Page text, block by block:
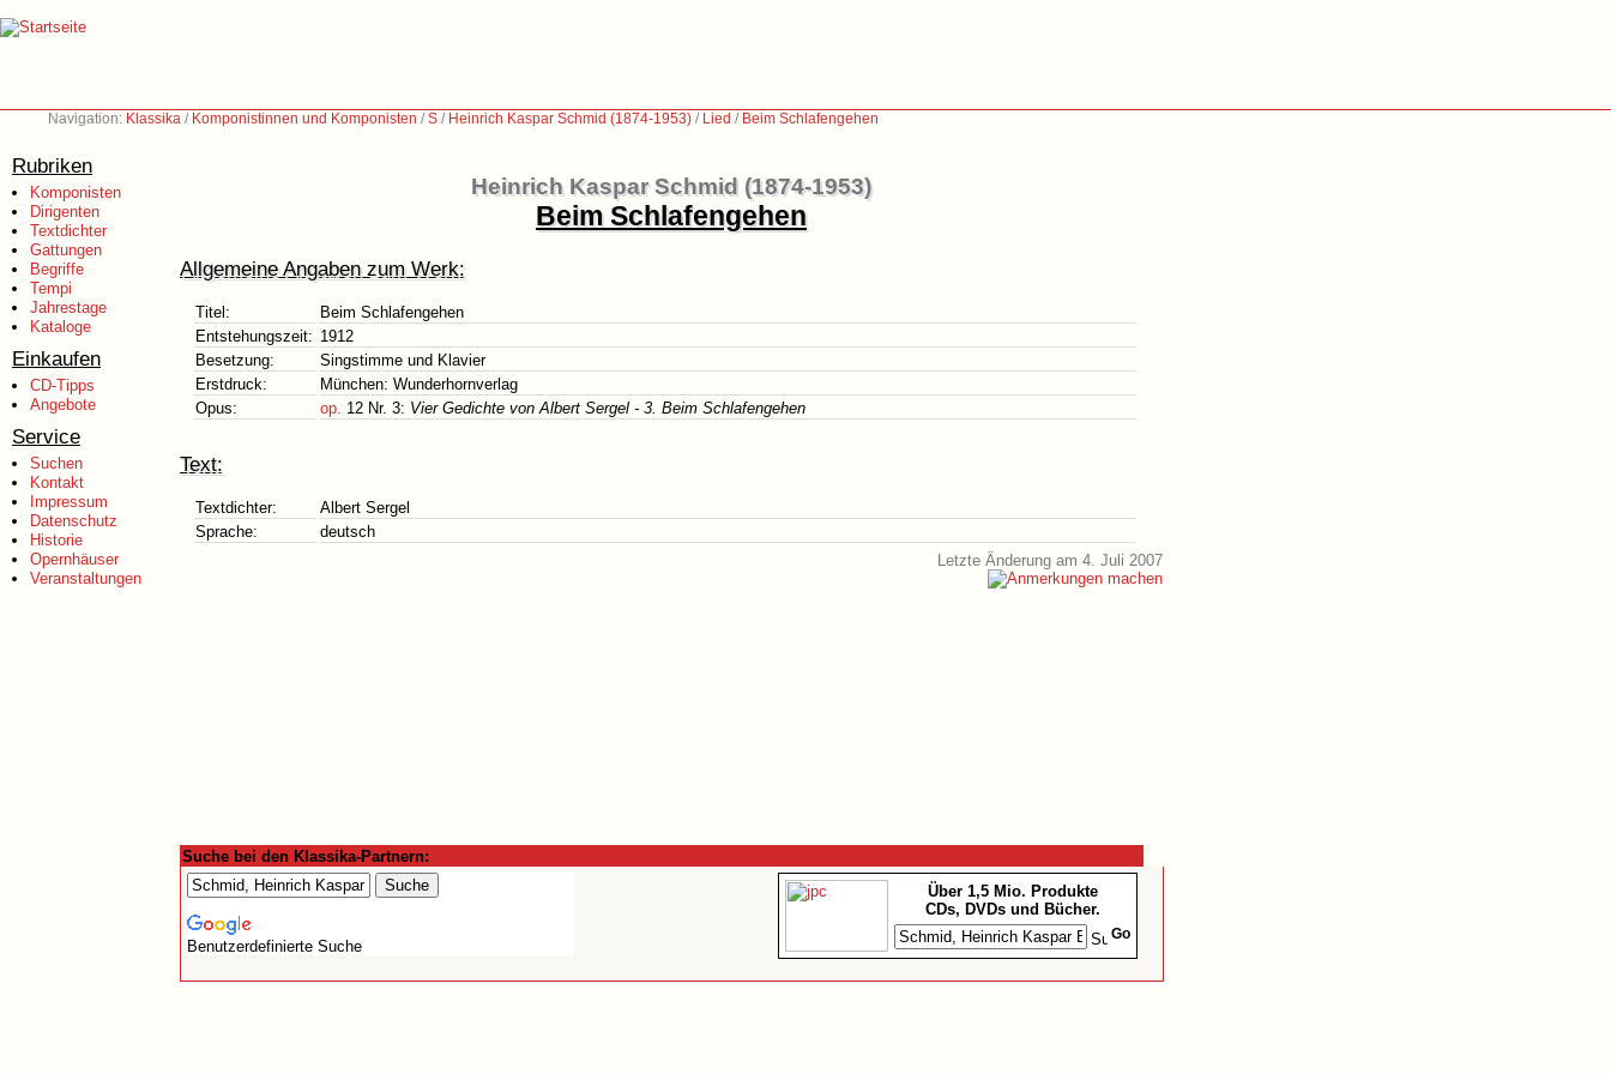
Navigation: Klassika / Komponistinnen und Komponisten /S / Heinrich Kaspar Schmid (1874-1953) / Lied / Beim Schlafengehen
Rubriken
Komponisten
Dirigenten
Textdichter
Gattungen
Begriffe
Tempi
Jahrestage
Kataloge
Einkaufen
CD-Tipps
Angebote
Service
Suchen
Kontakt
Impressum
Datenschutz
Historie
Opernhäuser
Veranstaltungen
Heinrich Kaspar Schmid (1874-1953)
Beim Schlafengehen
Allgemeine Angaben zum Werk:
Titel:
Beim Schlafengehen
Entstehungszeit: 1912
Besetzung:
Singstimme und Klavier
Erstdruck:
München: Wunderhornverlag
Opus:
op. 12 Nr. 3: Vier Gedichte von Albert Sergel - 3. Beim Schlafengehen
Text:
Textdichter:
Albert Sergel
Sprache:
deutsch
Letzte Änderung am 4. Juli 2007
Suche bei den Klassika-Partnern:
Benutzerdefinierte Suche
Über 1,5 Mio. Produkte
CDs, DVDs und Bücher.
Go